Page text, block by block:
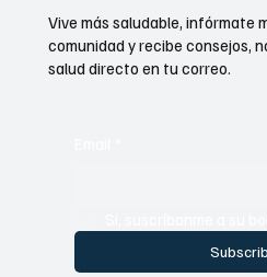
Vive más saludable, infórmate
comunidad y recibe consejos,
salud directo en tu correo.